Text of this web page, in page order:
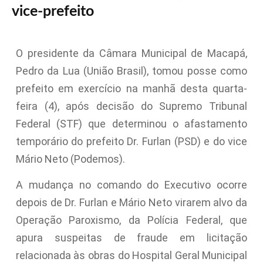
vice-prefeito
O presidente da Câmara Municipal de Macapá,
Pedro da Lua (União Brasil), tomou posse como
prefeito em exercício na manhã desta quarta-
feira (4), após decisão do Supremo Tribunal
Federal (STF) que determinou o afastamento
temporário do prefeito Dr. Furlan (PSD) e do vice
Mário Neto (Podemos).
A mudança no comando do Executivo ocorre
depois de Dr. Furlan e Mário Neto virarem alvo da
Operação Paroxismo, da Polícia Federal, que
apura suspeitas de fraude em licitação
relacionada às obras do Hospital Geral Municipal